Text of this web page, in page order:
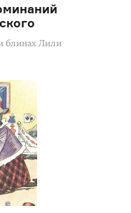
блинах Лили